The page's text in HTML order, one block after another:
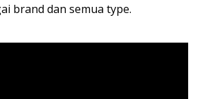
brand dan semua type.